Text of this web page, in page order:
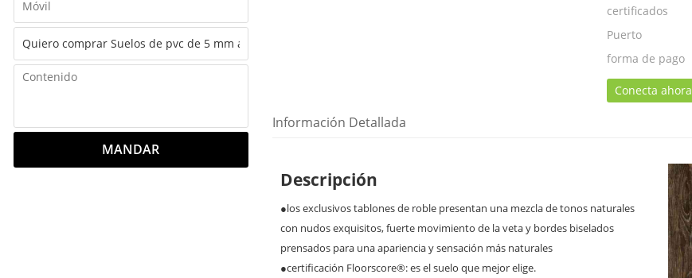
MANDAR
certificados
Puerto
forma de pago
Conecta ahora
Información Detallada
Descripción
●los exclusivos tablones de roble presentan una mezcla de tonos naturales
con nudos exquisitos, fuerte movimiento de la veta y bordes biselados
prensados para una apariencia y sensación más naturales
●certificación Floorscore®: es el suelo que mejor elige.